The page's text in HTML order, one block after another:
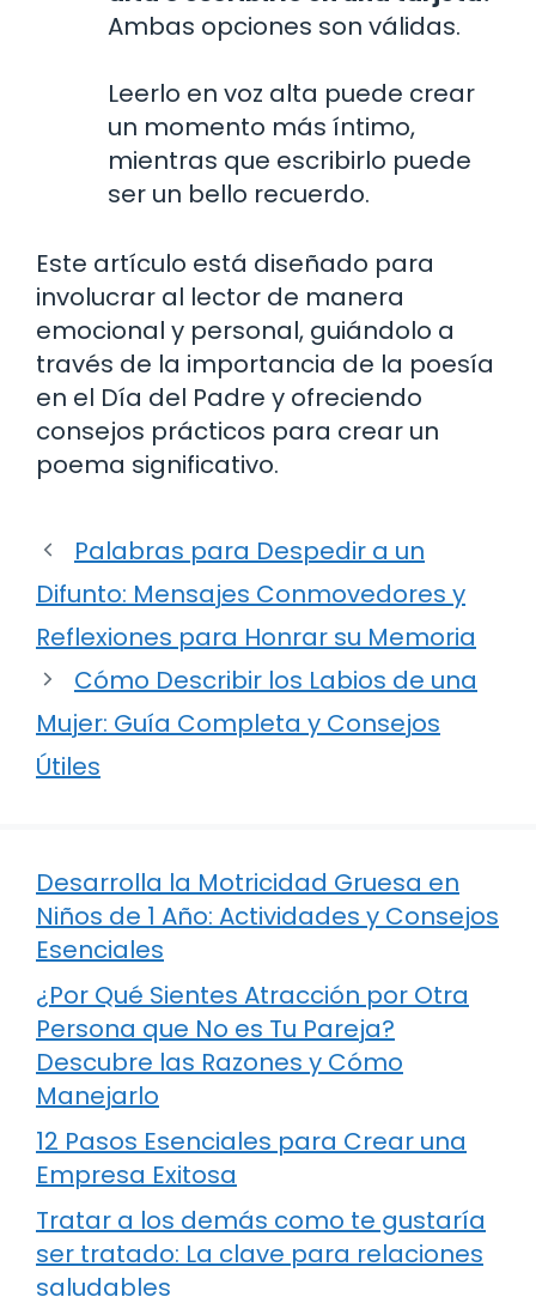
Ambas opciones son válidas.
Leerlo en voz alta puede crear
un momento más íntimo,
mientras que escribirlo puede
ser un bello recuerdo.
Este artículo está diseñado para
involucrar al lector de manera
emocional y personal, guiándolo a
través de la importancia de la poesía
en el Día del Padre y ofreciendo
consejos prácticos para crear un
poema significativo.
Palabras para Despedir a un
Difunto: Mensajes Conmovedores y
Reflexiones para Honrar su Memoria
Cómo Describir los Labios de una
Mujer: Guía Completa y Consejos
Útiles
Desarrolla la Motricidad Gruesa en
Niños de 1 Año: Actividades y Consejos
Esenciales
¿Por Qué Sientes Atracción por Otra
Persona que No es Tu Pareja?
Descubre las Razones y Cómo
Manejarlo
12 Pasos Esenciales para Crear una
Empresa Exitosa
Tratar a los demás como te gustaría
ser tratado: La clave para relaciones
saludables